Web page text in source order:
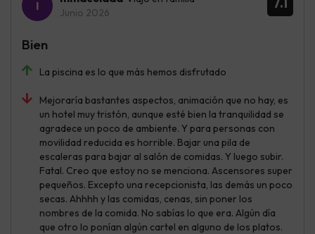
Junio 2026
La piscina es lo que más hemos disfrutado
Mejoraría bastantes aspectos, animación que no hay, es
un hotel muy tristón, aunque esté bien la tranquilidad se
agradece un poco de ambiente. Y para personas con
movilidad reducida es horrible. Bajar una pila de
escaleras para bajar al salón de comidas. Y luego subir.
Fatal. Creo que estoy no se menciona. Ascensores super
pequeños. Excepto una recepcionista, las demás un poco
secas. Ahhhh y las comidas, cenas, sin poner los
nombres de la comida. No sabías lo que era. Algún día
que otro lo ponían algún cartel en alguno de los platos.
Bien